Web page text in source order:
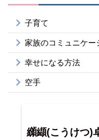
子育て
家族のコミュニケー
幸せになる方法
空手
纐纈(こうけつ)